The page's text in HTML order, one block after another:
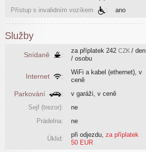
Přístup s invalidním vozíkem
: ano
Služby
Snídaně :
za příplatek 242 CZK / den
/ osobu
Internet :
WiFi a kabel (ethernet), v
ceně
Parkování :
v garáži, v ceně
Sejf (trezor):
ne
Prádelna:
ne
Úklid:
při odjezdu za příplatek
50 EUR